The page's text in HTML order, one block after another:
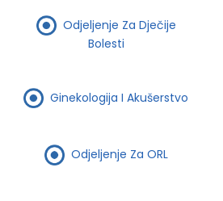
Odjeljenje Za Dječije
Bolesti
Ginekologija I Akušerstvo
Odjeljenje Za ORL